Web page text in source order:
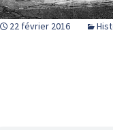
22 février 2016